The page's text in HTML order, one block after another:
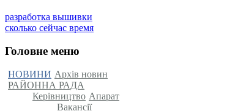
разработка вышивки
сколько сейчас время
Головне меню
НОВИНИ Архів новин
РАЙОННА РАДА
Керівництво Апарат
Вакансії